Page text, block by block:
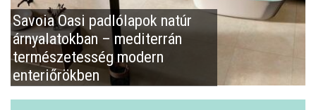
Savoia Oasi padlólapok natúr
árnyalatokban – mediterrán
természetesség modern
enteriőrökben